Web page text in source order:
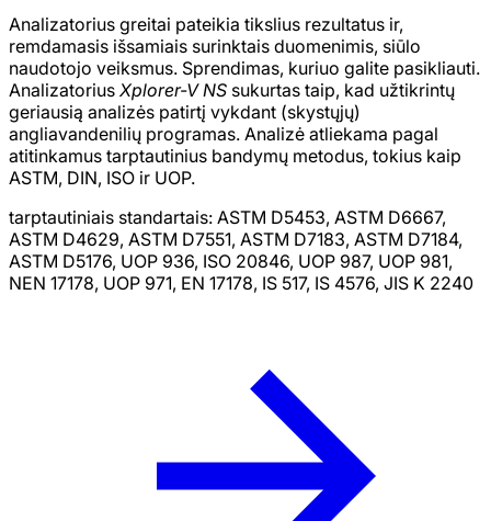
Analizatorius greitai pateikia tikslius rezultatus ir,
remdamasis išsamiais surinktais duomenimis, siūlo
naudotojo veiksmus. Sprendimas, kuriuo galite pasikliauti.
Analizatorius Xplorer-V NS sukurtas taip, kad užtikrintų
geriausią analizės patirtį vykdant (skystųjų)
angliavandenilių programas. Analizė atliekama pagal
atitinkamus tarptautinius bandymų metodus, tokius kaip
ASTM, DIN, ISO ir UOP.
tarptautiniais standartais: ASTM D5453, ASTM D6667,
ASTM D4629, ASTM D7551, ASTM D7183, ASTM D7184,
ASTM D5176, UOP 936, ISO 20846, UOP 987, UOP 981,
NEN 17178, UOP 971, EN 17178, IS 517, IS 4576, JIS K 2240